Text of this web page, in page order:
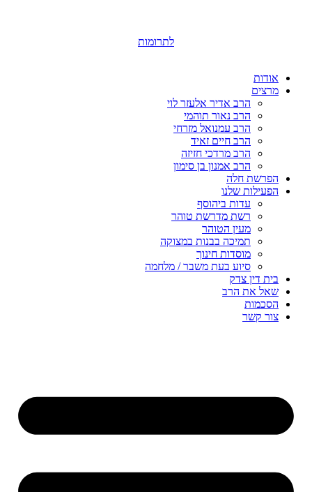
לתרומות
אודות
מרצים
הרב אדיר אלעזר לוי
הרב נאור תוהמי
הרב עמנואל מזרחי
הרב חיים זאיד
הרב מרדכי חזיזה
הרב אמנון בן סימון
הפרשת חלה
הפעילות שלנו
עדות ביהוסף
רשת מדרשת טוהר
מעין הטוהר
תמיכה בבנות במצוקה
מוסדות חינוך
סיוע בעת משבר / מלחמה
בית דין צדק
שאל את הרב
הסכמות
צור קשר